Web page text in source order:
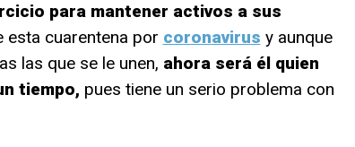
para mantener activos a sus
esta cuarentena por coronavirus y aunque
las que se le unen, ahora será él quien
tiempo, pues tiene un serio problema con